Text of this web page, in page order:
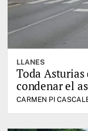
LLANES
Toda
condenar el
CARMEN PI